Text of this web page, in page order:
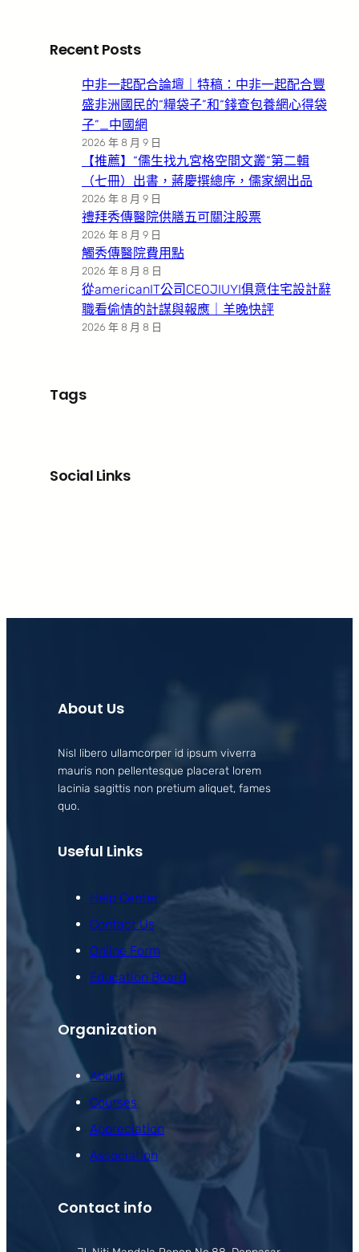
Recent Posts
中非一起配合論壇｜特稿：中非一起配合豐
盛非洲國民的“糧袋子”和“錢查包養網心得袋
子”_中國網
2026 年 8 月 9 日
【推薦】“儒生找九宮格空間文叢”第二輯
（七冊）出書，蔣慶撰總序，儒家網出品
2026 年 8 月 9 日
禮拜秀傳醫院供膳五可關注股票
2026 年 8 月 9 日
觸秀傳醫院費用點
2026 年 8 月 8 日
從americanIT公司CEOJIUYI俱意住宅設計辭
職看偷情的計謀與報應｜羊晚快評
2026 年 8 月 8 日
Tags
Social Links
About Us
Nisl libero ullamcorper id ipsum viverra
mauris non pellentesque placerat lorem
lacinia sagittis non pretium aliquet, fames
quo.
Useful Links
Help Center
Contact Us
Online Form
Education Board
Organization
About
Courses
Appreciation
Association
Contact info